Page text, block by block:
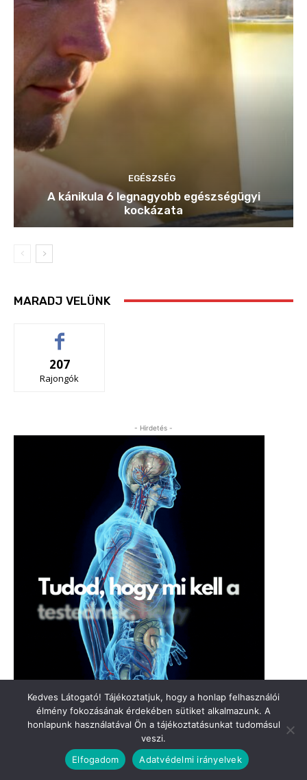
Kedves Látogató! Tájékoztatjuk, hogy a honlap felhasználói
élmény fokozásának érdekében sütiket alkalmazunk. A
honlapunk használatával Ön a tájékoztatásunkat tudomásul
veszi.
Elfogadom
Adatvédelmi irányelvek